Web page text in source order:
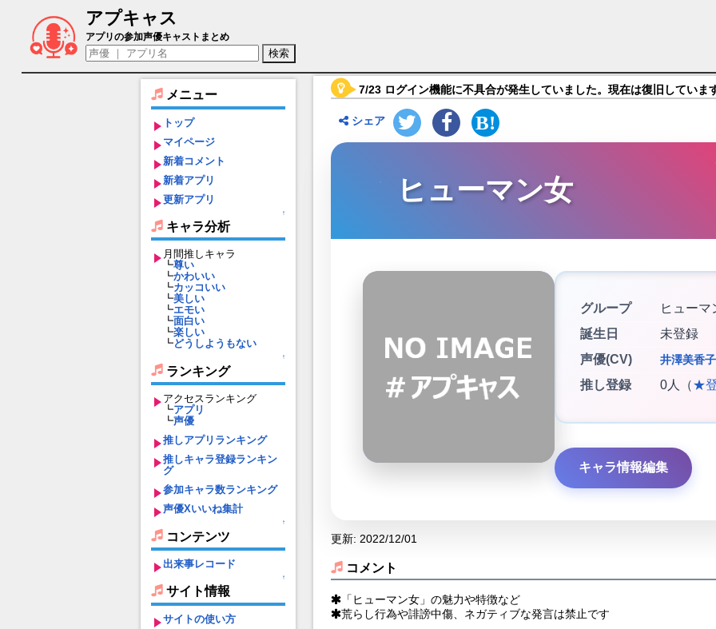
アプキャス
ヒューマン女（声優：井澤美香子)【キャラバンストーリーズ】キャラ紹介
アプリの参加声優キャストまとめ
メニュー
トップ
マイページ
新着コメント
新着アプリ
更新アプリ
↑
キャラ分析
月間推しキャラ
┗尊い
┗かわいい
┗カッコいい
┗美しい
┗エモい
┗面白い
┗楽しい
┗どうしようもない
↑
ランキング
アクセスランキング
┗アプリ
┗声優
推しアプリランキング
推しキャラ登録ランキン
グ
参加キャラ数ランキング
声優Xいいね集計
↑
コンテンツ
出来事レコード
↑
サイト情報
サイトの使い方
7/23 ログイン機能に不具合が発生していました。現在は復旧していま
シェア
ヒューマン女
グループ
ヒューマ
誕生日
未登録
声優(CV)
井澤美香子
推し登録 0人（★
キャラ情報編集
更新: 2022/12/01
コメント
「ヒューマン女」の魅力や特徴など
荒らし行為や誹謗中傷、ネガティブな発言は禁止です